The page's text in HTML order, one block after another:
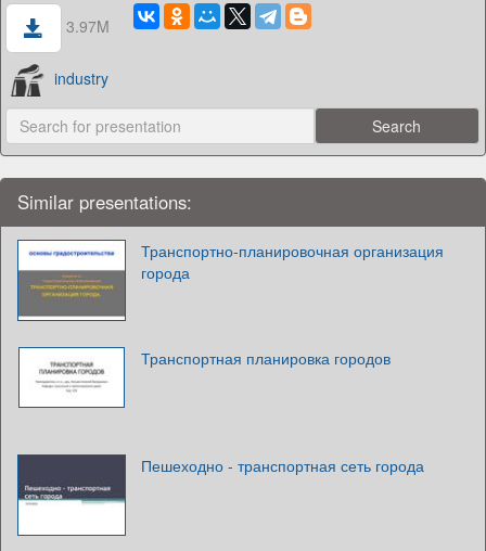
3.97M
industry
Similar presentations:
Транспортно-планировочная организация
города
Транспортная планировка городов
Пешеходно - транспортная сеть города